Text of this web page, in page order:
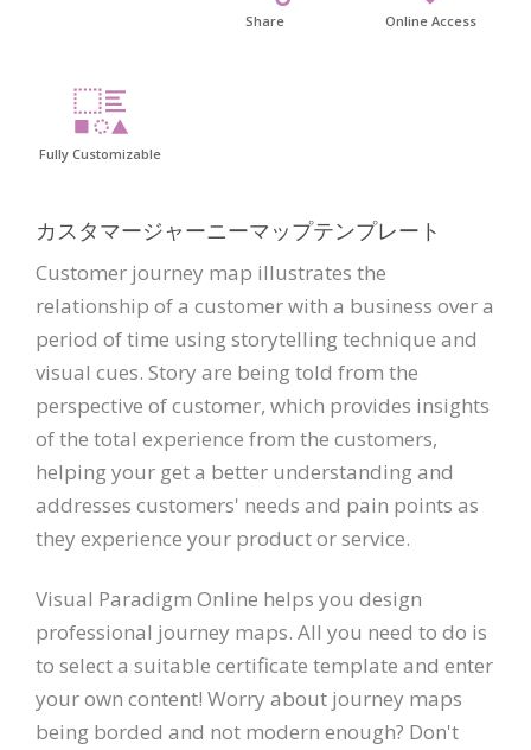
Share Online Access
Fully Customizable
カスタマージャーニーマップテンプレート
Customer journey map illustrates the
relationship of a customer with a business over a
period of time using storytelling technique and
visual cues. Story are being told from the
perspective of customer, which provides insights
of the total experience from the customers,
helping your get a better understanding and
addresses customers' needs and pain points as
they experience your product or service.
Visual Paradigm Online helps you design
professional journey maps. All you need to do is
to select a suitable certificate template and enter
your own content! Worry about journey maps
being borded and not modern enough? Don't